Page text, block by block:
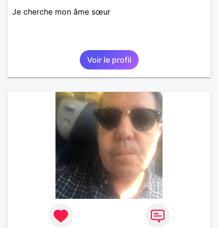
Je cherche mon âme sœur
Voir le profil